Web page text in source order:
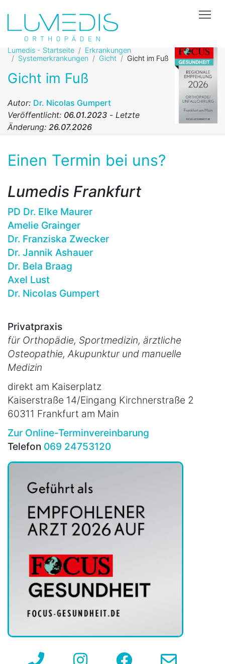
Lumedis - Startseite
Erkrankungen
Systemerkrankungen
Gicht Gicht im Fuß
Gicht im Fuß
Autor: Dr. Nicolas Gumpert
Veröffentlicht: 06.01.2023 - Letzte
Änderung: 26.07.2026
Einen Termin bei uns?
Lumedis Frankfurt
PD Dr. Elke Maurer
Amelie Grainger
Dr. Franziska Zwecker
Dr. Jannik Ashauer
Dr. Bela Braag
Axel Lust
Dr. Nicolas Gumpert
Privatpraxis
für Orthopädie, Sportmedizin, ärztliche
Osteopathie, Akupunktur und manuelle
Medizin
direkt am Kaiserplatz
Kaiserstraße 14/Eingang Kirchnerstraße 2
60311 Frankfurt am Main
Zur Online-Terminvereinbarung
Telefon 069 24753120